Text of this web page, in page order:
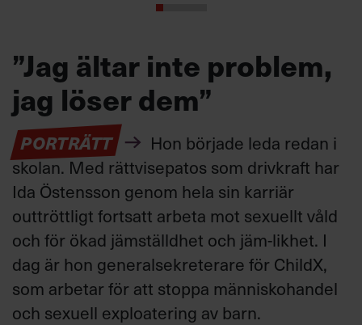
”Jag ältar inte problem,
jag löser dem”
PORTRÄTT
Hon började leda redan i
skolan. Med rättvisepatos som drivkraft har
Ida Östensson genom hela sin karriär
outtröttligt fortsatt arbeta mot sexuellt våld
och för ökad jämställdhet och jäm-likhet. I
dag är hon generalsekreterare för ChildX,
som arbetar för att stoppa människohandel
och sexuell exploatering av barn.